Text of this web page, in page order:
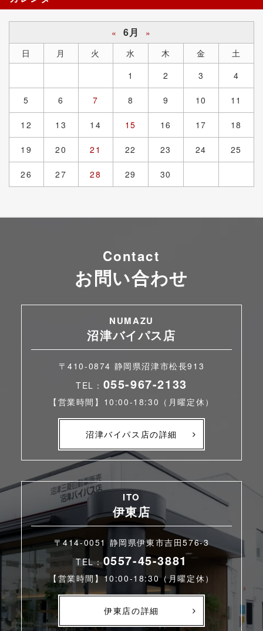
« 6月
»
日
月 火 水 木 金
土
1
2 3 4
5 6 7 8 9 10 11
12 13 14 15 16 17 18
19 20 21 22 23 24 25
26 27 28 29 30
Contact
お問い合わせ
NUMAZU
沼津バイパス店
〒410-0874 静岡県沼津市松長913
TEL： 055-967-2133
【営業時間】10:00-18:30（月曜定休）
沼津バイパス店の詳細
ITO
伊東店
〒414-0051 静岡県伊東市吉田576-3
TEL：0557-45-3881
【営業時間】10:00-18:30（月曜定休）
伊東店の詳細